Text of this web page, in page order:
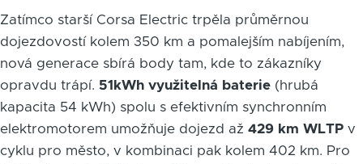
Zatímco starší Corsa Electric trpěla průměrnou
dojezdovostí kolem 350 km a pomalejším nabíjením,
nová generace sbírá body tam, kde to zákazníky
opravdu trápí. 51kWh využitelná baterie (hrubá
kapacita 54 kWh) spolu s efektivním synchronním
elektromotorem umožňuje dojezd až 429 km WLTP v
cyklu pro město, v kombinaci pak kolem 402 km. Pro